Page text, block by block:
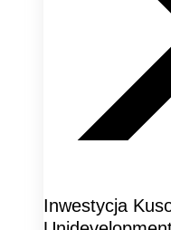
Inwestycja